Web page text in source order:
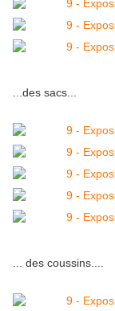
...des sacs...
... des coussins....